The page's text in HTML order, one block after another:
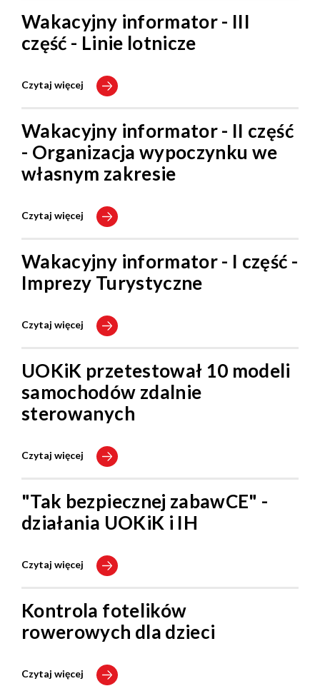
Wakacyjny informator - III
część - Linie lotnicze
Czytaj więcej
Wakacyjny informator - II część
- Organizacja wypoczynku we
własnym zakresie
Czytaj więcej
Wakacyjny informator - I część -
Imprezy Turystyczne
Czytaj więcej
UOKiK przetestował 10 modeli
samochodów zdalnie
sterowanych
Czytaj więcej
"Tak bezpiecznej zabawCE" -
działania UOKiK i IH
Czytaj więcej
Kontrola fotelików
rowerowych dla dzieci
Czytaj więcej